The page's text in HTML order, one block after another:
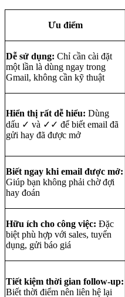
Ưu điểm
Dễ sử dụng: Chỉ cần cài đặt
một lần là dùng ngay trong
Gmail, không cần kỹ thuật
Hiển thị rất dễ hiểu: Dùng
dấu ✓ và ✓✓ để biết email đã
gửi hay đã được mở
Biết ngay khi email được mở:
Giúp bạn không phải chờ đợi
hay đoán
Hữu ích cho công việc: Đặc
biệt phù hợp với sales, tuyển
dụng, gửi báo giá
Tiết kiệm thời gian follow-up:
Biết thời điểm nên liên hệ lại